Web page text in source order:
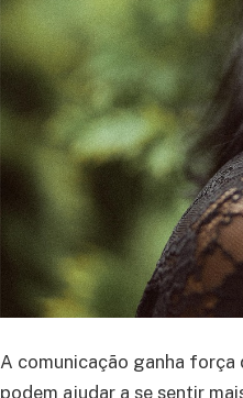
A comunicação ganha
podem ajudar a se sentir